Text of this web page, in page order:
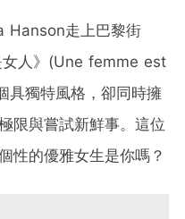
Hanson走上巴黎街
人》(Une femme est
具獨特風格，卻同時擁
限與嘗試新鮮事。這位
性的優雅女生是你嗎？